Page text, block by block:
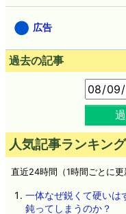
広告
過去の記事
人気記事ランキング
直近24時間（1時間ごとに
一体なぜ鋭くて硬いは
鈍ってしまうのか？